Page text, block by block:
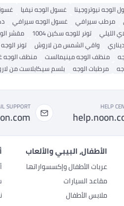
الوجه نيوتروجينا غسول الوجه نيفيا
مرطب سيرافي غسول الوجه سيرافي
الليلي تونر للوجه سكين 1004 مقشر
واقي الشمس من لاروش تونر
منظف ​​الوجه مينيمالست منظف ​​الوجه
مرطبات الوجه بلسم سيكابلاست من
HELP
SUPPORT
الأطفال، البيبي والألعاب
عربات الأطفال وإكسسواراتها
مقاعد السيارات
ملابس الأطفال